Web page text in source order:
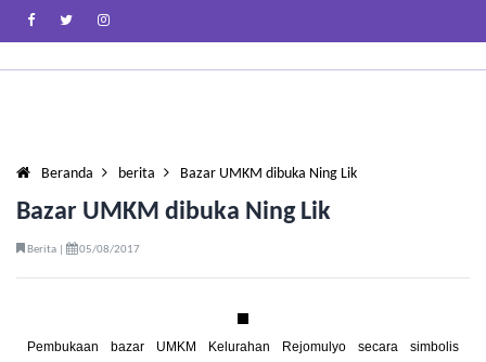
Beranda berita Bazar UMKM dibuka Ning Lik
Bazar UMKM dibuka Ning Lik
Berita | 05/08/2017
Pembukaan bazar UMKM Kelurahan Rejomulyo secara simbolis